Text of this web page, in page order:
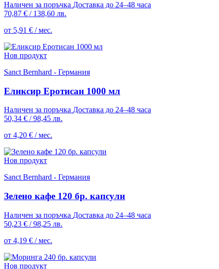
Наличен за поръчка Доставка до 24–48 часа
70,87 € / 138,60 лв.
от 5,91 € / мес.
Нов продукт
Sanct Bernhard - Германия
Еликсир Еротисан 1000 мл
Наличен за поръчка Доставка до 24–48 часа
50,34 € / 98,45 лв.
от 4,20 € / мес.
Нов продукт
Sanct Bernhard - Германия
Зелено кафе 120 бр. капсули
Наличен за поръчка Доставка до 24–48 часа
50,23 € / 98,25 лв.
от 4,19 € / мес.
Нов продукт